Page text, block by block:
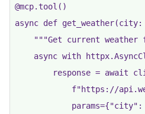
@mcp.tool()
async def
"""Get current weather
async with
response = await
f"https://
params={"city":